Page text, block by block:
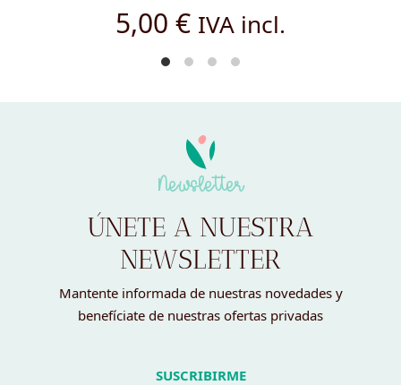
22,00
Newsletter
ÚNETE A NUESTRA
NEWSLETTER
Mantente informada de nuestras novedades y
benefíciate de nuestras ofertas privadas
SUSCRIBIRME